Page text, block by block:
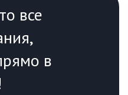
все
в